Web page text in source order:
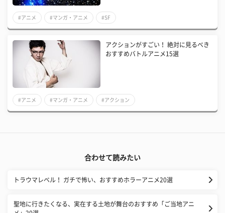
#アニメ #マンガ・アニメ #SF
アクションがすごい！ 絶対に見るべき
おすすめバトルアニメ15選
#アニメ #マンガ・アニメ #アクション
合わせて読みたい
トラウマレベル！ ガチで怖い、おすすめホラーアニメ20選
聖地に行きたくなる、実在する土地が舞台のおすすめ「ご当地アニ